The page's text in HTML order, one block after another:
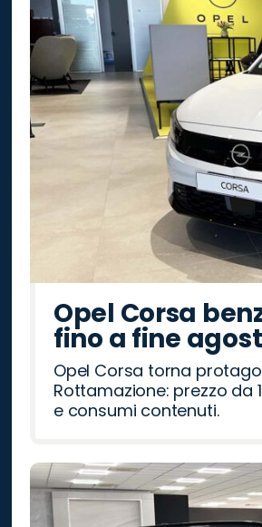
Romeo
Rover
Opel Corsa
fino a fine
Opel Corsa torna
Rottamazione: prezzo da
e consumi contenuti.